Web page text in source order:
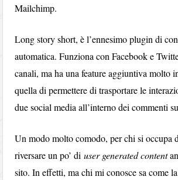
Mailchimp.
Long story short, è l’ennesimo plugin di
automatica. Funziona con Facebook e
canali, ma ha una feature aggiuntiva molto
quella di permettere di trasportare le
due social media all’interno dei commenti
Un modo molto comodo, per chi si occupa
riversare un po’ diuser generated content
sito. In effetti, ma chi mi conosce sa come